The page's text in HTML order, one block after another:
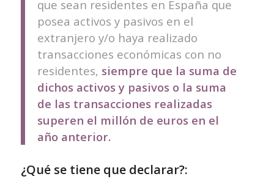
que sean residentes en España que
posea activos y pasivos en el
extranjero y/o haya realizado
transacciones económicas con no
residentes, siempre que la suma de
dichos activos y pasivos o la suma
de las transacciones realizadas
superen el millón de euros en el
año anterior.
¿Qué se tiene que declarar?: